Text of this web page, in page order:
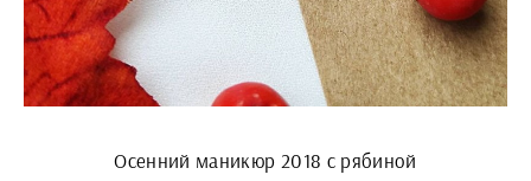
Осенний маникюр 2018 с рябиной